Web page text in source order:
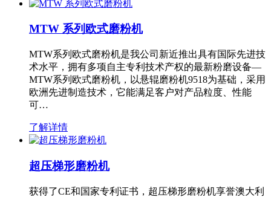
MTW 系列欧式磨粉机
MTW系列欧式磨粉机是我公司新近推出具有国际先进技
术水平，拥有多项自主专利技术产权的最新粉磨设备—
MTW系列欧式磨粉机，以悬辊磨粉机9518为基础，采用
欧洲先进制造技术，它能满足客户对产品粒度、性能
可…
了解详情
超压梯形磨粉机
获得了CE和国家专利证书，超压梯形磨粉机享誉澳大利